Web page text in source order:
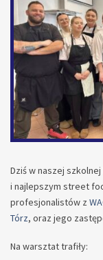
Dziś w naszej
i najlepszym street
profesjonalistów z
Tórz, oraz jego
Na warsztat trafiły: